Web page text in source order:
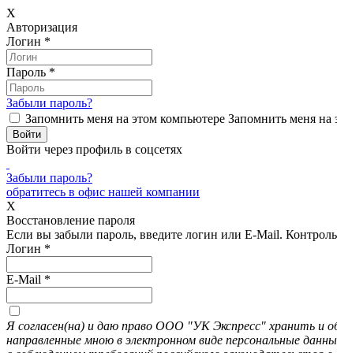
X
Авторизация
Логин *
Пароль *
Забыли пароль?
Запомнить меня на этом компьютере Запомнить меня на
Войти через профиль в соцсетях
Забыли пароль?
обратитесь в офис нашей компании
X
Восстановление пароля
Если вы забыли пароль, введите логин или E-Mail.
Логин *
E-Mail *
Я согласен(на) и даю право ООО "УК Экспресс" хранить и
направленные мною в электронном виде персональные